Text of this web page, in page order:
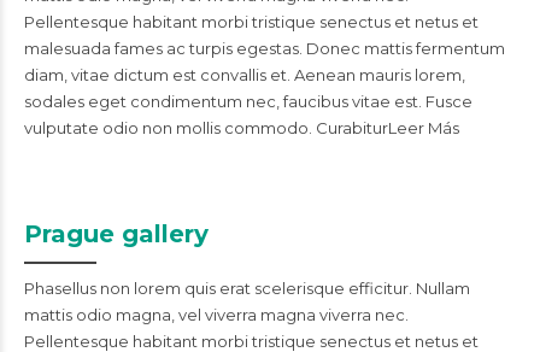
Pellentesque habitant morbi tristique senectus et netus et
malesuada fames ac turpis egestas. Donec mattis fermentum
diam, vitae dictum est convallis et. Aenean mauris lorem,
sodales eget condimentum nec, faucibus vitae est. Fusce
vulputate odio non mollis commodo. CurabiturLeer Más
Prague gallery
Phasellus non lorem quis erat scelerisque efficitur. Nullam
mattis odio magna, vel viverra magna viverra nec.
Pellentesque habitant morbi tristique senectus et netus et